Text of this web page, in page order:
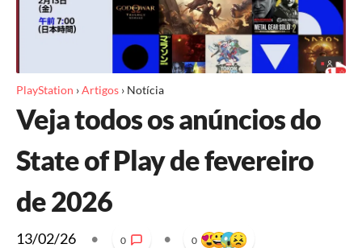
PlayStation ›Artigos › Notícia
Veja todos os anúncios do
State of Play de fevereiro
de 2026
13/02/26 • 0 • 0